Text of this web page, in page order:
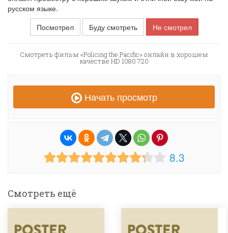
русском языке.
Посмотрел
Буду смотреть Не смотрел
Смотреть фильм «Policing the Pacific» онлайн в хорошем
качестве HD 1080 720
Начать просмотр
8.3
Смотреть ещё